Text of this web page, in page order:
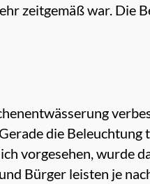
zeitgemäß war. Die
die
vorgesehen, wurde
Bürger leisten je